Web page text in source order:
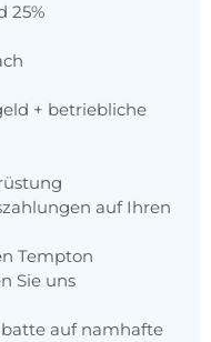
25%
+ betriebliche
auf Ihren
Tempton
Sie uns
auf namhafte